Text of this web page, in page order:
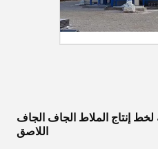
لخط إنتاج الملاط الجاف الجاف
اللاصق